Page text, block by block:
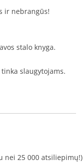
ir nebrangūs!
stalo knyga.
slaugytojams.
nei 25 000 atsiliepimų!)